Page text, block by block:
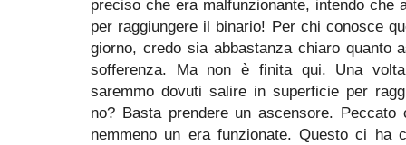
preciso che era malfunzionante, intendo che
per raggiungere il binario! Per chi conosce
giorno, credo sia abbastanza chiaro quanto
sofferenza. Ma non è finita qui. Una
saremmo dovuti salire in superficie per
no? Basta prendere un ascensore.
nemmeno un era funzionate. Questo ci ha